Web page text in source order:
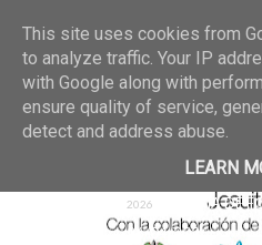
02 jun 2026
30/05/2026
25
DE FOTOS 23/05/
2026
GALERIA DE
16/05/2026
DE FOTOS 09/05/
2026
GALERIA DE
26/04/2026
This site uses cookies from
to analyze traffic. Your IP
with Google along with
ensure quality of service,
detect and address abuse.
LEARN